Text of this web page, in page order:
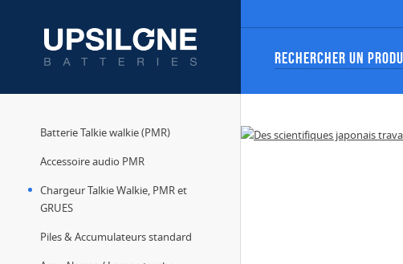
Batterie Talkie walkie (PMR)
Accessoire audio PMR
Chargeur Talkie Walkie, PMR et
GRUES
Piles & Accumulateurs standard